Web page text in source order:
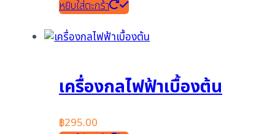
หยิบใส่ตะกร้า
เครื่องกลไฟฟ้าเบื้องต้น
฿295.00